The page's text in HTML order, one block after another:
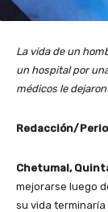
La vida de un
un hospital por
médicos le
Redacción/
Chetumal,
mejorarse luego
su vida